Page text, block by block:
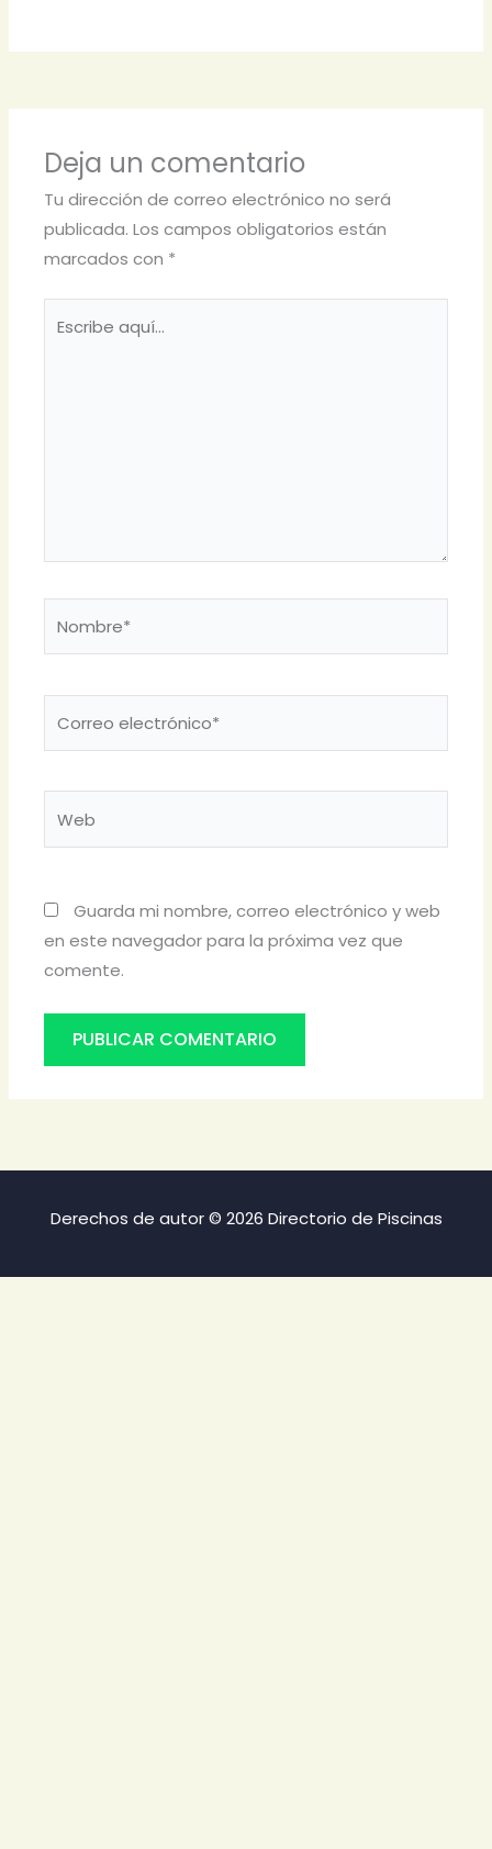
Deja un comentario
Tu dirección de correo electrónico no será
publicada. Los campos obligatorios están
marcados con *
Guarda mi nombre, correo electrónico y web
en este navegador para la próxima vez que
comente.
Derechos de autor © 2026 Directorio de Piscinas